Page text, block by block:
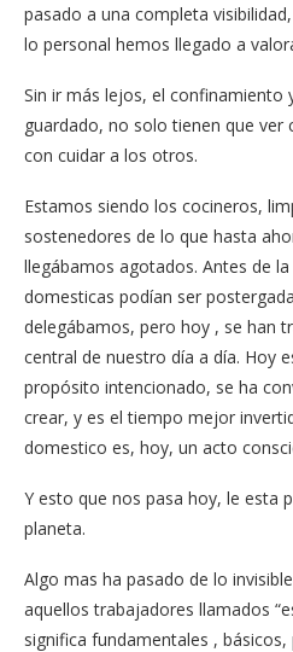
pasado a una completa
lo personal hemos llegado a
Sin ir más lejos, el confinamiento
guardado, no solo tienen que
con cuidar a los otros.
Estamos siendo los cocineros,
sostenedores de lo que hasta
llegábamos agotados. Antes de
domesticas podían ser
delegábamos, pero hoy , se han
central de nuestro día a día. Hoy
propósito intencionado, se ha
crear, y es el tiempo mejor
domestico es, hoy, un acto
Y esto que nos pasa hoy, le esta
planeta.
Algo mas ha pasado de lo
aquellos trabajadores llamados
significa fundamentales , básicos,